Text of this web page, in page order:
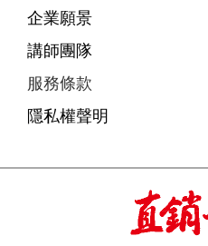
企業願景
講師團隊
服務條款
隱私權聲明